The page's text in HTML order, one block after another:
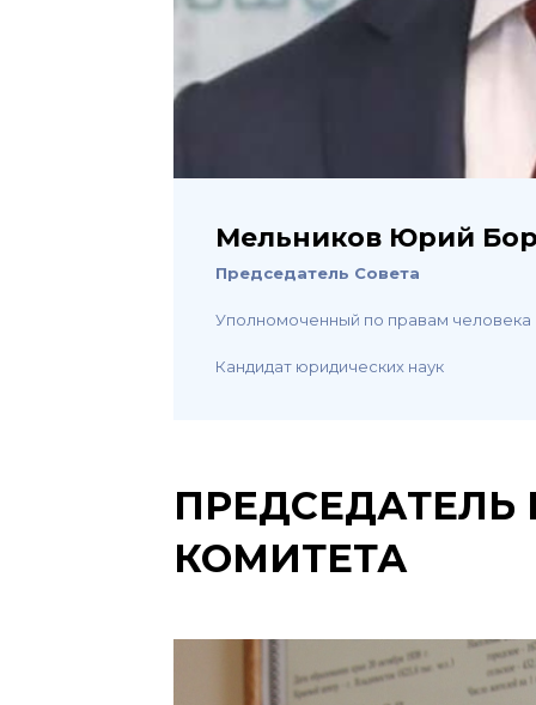
Мельников Юрий
Председатель Совета
Уполномоченный по правам
Кандидат юридических наук
КОМИТЕТА